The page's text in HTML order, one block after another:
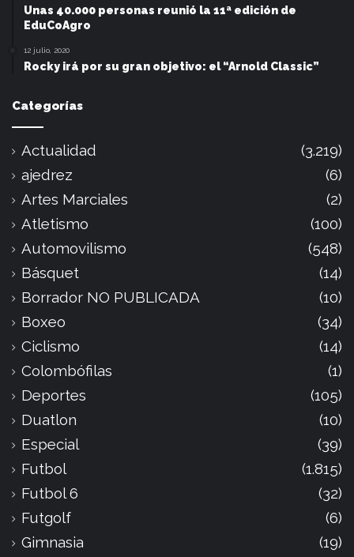
Unas 40.000 personas reunió la 11ª edición de
EduCoAgro
12 julio, 2020
Rocky irá por su gran objetivo: el “Arnold Classic”
Categorías
Actualidad
(3.219)
ajedrez
(6)
Artes Marciales
(2)
Atletismo
(100)
Automovilismo
(548)
Básquet
(14)
Borrador NO PUBLICADA
(10)
Boxeo
(34)
Ciclismo
(14)
Colombófilas
(1)
Deportes
(105)
Duatlon
(10)
Especial
(39)
Futbol
(1.815)
Futbol 6
(32)
Futgolf
(6)
Gimnasia
(19)